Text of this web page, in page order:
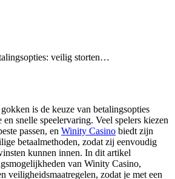
veilig storten…
is de keuze van betalingsopties
snelle speelervaring. Veel spelers kiezen
passen, en Winity Casino biedt zijn
betaalmethoden, zodat zij eenvoudig
kunnen innen. In dit artikel
van Winity Casino,
veiligheidsmaatregelen, zodat je met een